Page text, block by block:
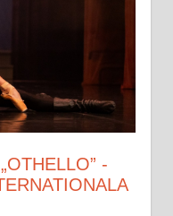
-